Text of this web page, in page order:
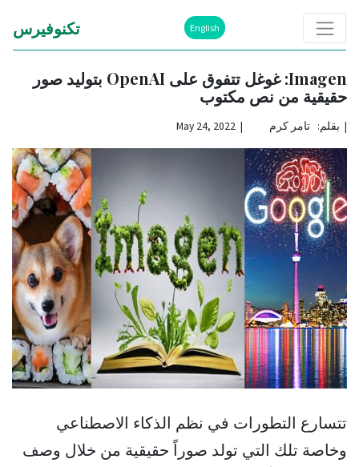
English تكنوفيرس
Imagen: غوغل تتفوق على OpenAI بتوليد صور
حقيقية من نص مكتوب
| بقلم: تامر كرم | May 24, 2022
تتسارع التطورات في نظم الذكاء الاصطناعي
وخاصة تلك التي تولد صوراً حقيقية من خلال وصف